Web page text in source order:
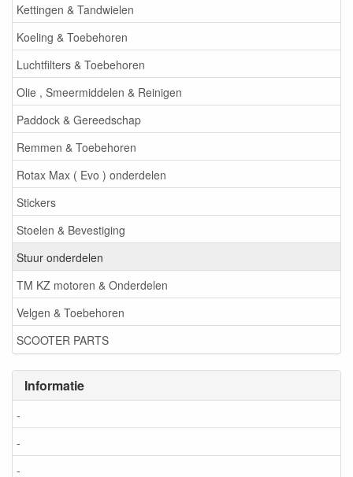
Kettingen & Tandwielen
Koeling & Toebehoren
Luchtfilters & Toebehoren
Olie , Smeermiddelen & Reinigen
Paddock & Gereedschap
Remmen & Toebehoren
Rotax Max ( Evo ) onderdelen
Stickers
Stoelen & Bevestiging
Stuur onderdelen
TM KZ motoren & Onderdelen
Velgen & Toebehoren
SCOOTER PARTS
Informatie
-
-
-